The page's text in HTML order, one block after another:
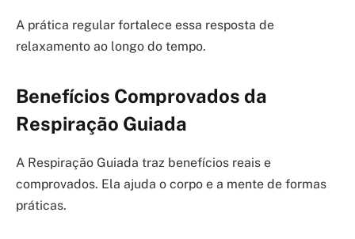
A prática regular fortalece essa resposta de
relaxamento ao longo do tempo.
Benefícios Comprovados da
Respiração Guiada
A Respiração Guiada traz benefícios reais e
comprovados. Ela ajuda o corpo e a mente de formas
práticas.